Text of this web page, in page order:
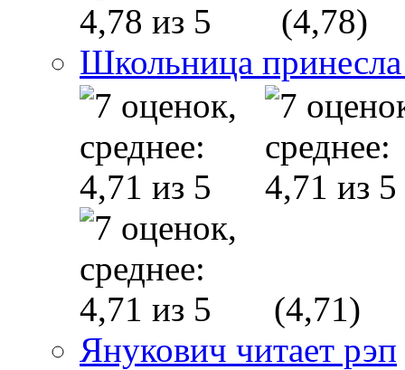
(4,78)
Школьница
(4,71)
Янукович читает рэп